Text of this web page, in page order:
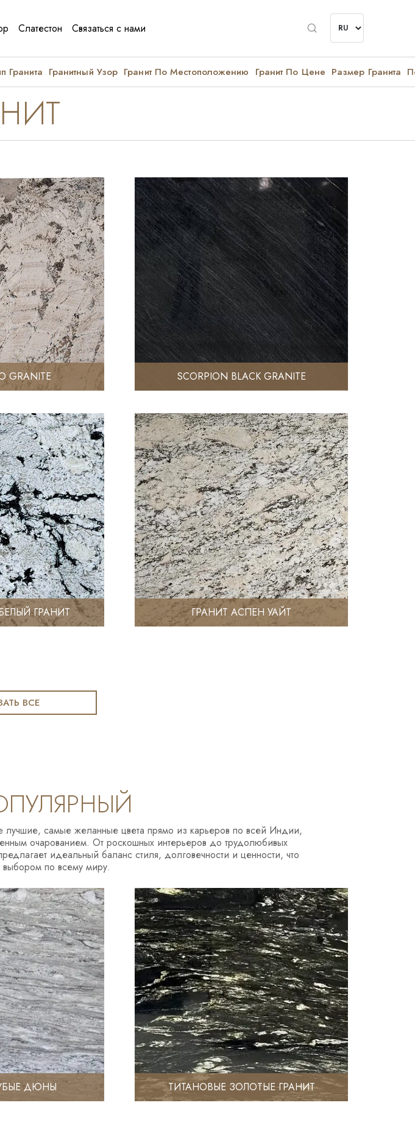
Слатестон Связаться с нами
Гранита Гранитный Узор Гранит По Местоположению Гранит По Цене Размер Гранита
GRANITE SCORPION BLACK GRANITE
ГРАНИТ ГРАНИТ АСПЕН УАЙТ
ВСЕ
самые желанные цвета прямо из карьеров по всей Индии,
очарованием. От роскошных интерьеров до трудолюбивых
идеальный баланс стиля, долговечности и ценности, что
по всему миру.
ДЮНЫ ТИТАНОВЫЕ ЗОЛОТЫЕ ГРАНИТ